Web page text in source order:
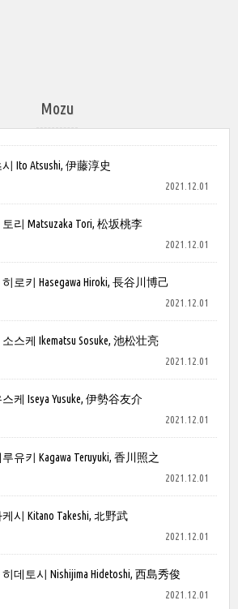
Mozu
Ito Atsushi, 伊藤淳史
2021.12.01
리 Matsuzaka Tori, 松坂桃李
2021.12.01
로키 Hasegawa Hiroki, 長谷川博己
2021.12.01
스케 Ikematsu Sosuke, 池松壮亮
2021.12.01
케 Iseya Yusuke, 伊勢谷友介
2021.12.01
유키 Kagawa Teruyuki, 香川照之
2021.12.01
시 Kitano Takeshi, 北野武
2021.12.01
데토시 Nishijima Hidetoshi, 西島秀俊
2021.12.01